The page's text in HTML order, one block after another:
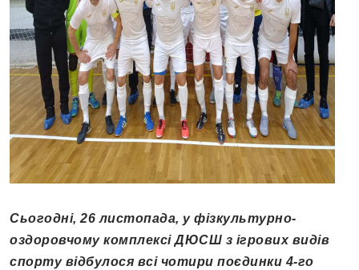
Сьогодні, 26 листопада, у фізкультурно-
оздоровчому комплексі ДЮСШ з ігрових видів
спорту відбулося всі чотири поєдинки 4-го